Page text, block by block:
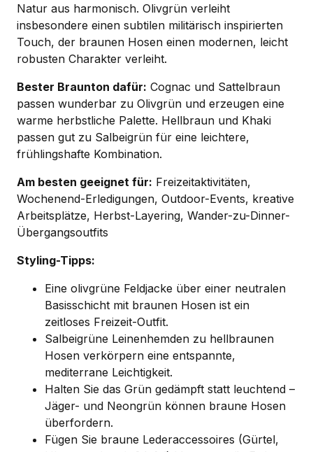
Natur aus harmonisch. Olivgrün verleiht
insbesondere einen subtilen militärisch inspirierten
Touch, der braunen Hosen einen modernen, leicht
robusten Charakter verleiht.
Bester Braunton dafür: Cognac und Sattelbraun
passen wunderbar zu Olivgrün und erzeugen eine
warme herbstliche Palette. Hellbraun und Khaki
passen gut zu Salbeigrün für eine leichtere,
frühlingshafte Kombination.
Am besten geeignet für: Freizeitaktivitäten,
Wochenend-Erledigungen, Outdoor-Events, kreative
Arbeitsplätze, Herbst-Layering, Wander-zu-Dinner-
Übergangsoutfits
Styling-Tipps:
Eine olivgrüne Feldjacke über einer neutralen
Basisschicht mit braunen Hosen ist ein
zeitloses Freizeit-Outfit.
Salbeigrüne Leinenhemden zu hellbraunen
Hosen verkörpern eine entspannte,
mediterrane Leichtigkeit.
Halten Sie das Grün gedämpft statt leuchtend –
Jäger- und Neongrün können braune Hosen
überfordern.
Fügen Sie braune Lederaccessoires (Gürtel,